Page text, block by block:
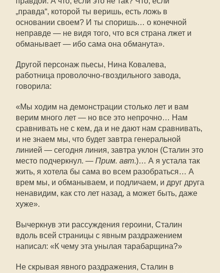
„правда“, которой ты веришь, есть ложь в
основании своем? И ты споришь… о конечной
неправде — не видя того, что вся страна лжет и
обманывает — ибо сама она обманута».
Другой персонаж пьесы, Нина Ковалева,
работница проволочно-гвоздильного завода,
говорила:
«Мы ходим на демонстрации столько лет и вам
верим много лет — но все это непрочно… Нам
сравнивать не с кем, да и не дают нам сравнивать,
и не знаем мы, что будет завтра генеральной
линией — сегодня линия, завтра уклон (Сталин это
место подчеркнул. — Прим. авт.)… А я устала так
жить, я хотела бы сама во всем разобраться… А
врем мы, и обманываем, и подличаем, и друг друга
ненавидим, как сто лет назад, а может быть, даже
хуже».
Вычеркнув эти рассуждения героини, Сталин
вдоль всей страницы с явным раздражением
написал: «К чему эта унылая тарабарщина?»
Не скрывая явного раздражения, Сталин в